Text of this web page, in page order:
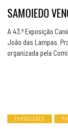
SAMOIEDO
A 43.ª Exposição
João das Lampas.
organizada pela
EXPOSIÇÕES